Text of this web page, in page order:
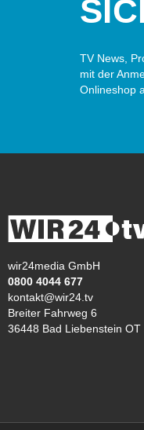
TV News,
mit der
Onlineshop
wir24media GmbH
0800 4044 677
kontakt@wir24.tv
Breiter Fahrweg 6
36448 Bad Liebenstein OT